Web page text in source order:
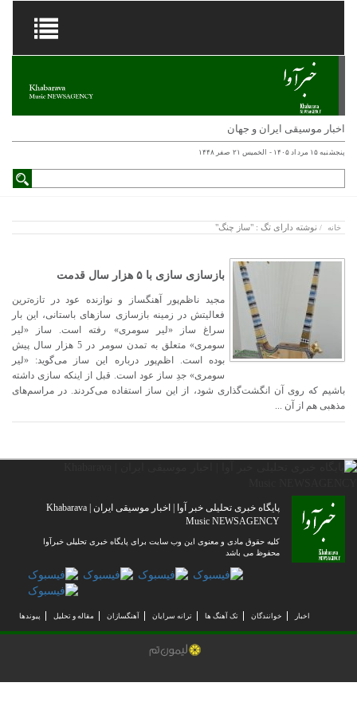
اخبار موسیقی ایران و جهان
پنجشنبه ۱۵ مرداد ۱۴۰۵ - الخميس ۲۱ صفر ۱۴۴۸
خانه /نوشته دارای تگ : "ساز چنگ"
بازسازی سازی با ۵ هزار سال قدمت
مجید ناظم‌پور آهنگساز و نوازنده عود در تازه‌ترین
فعالیتش در زمینه بازسازی سازهای باستانی، این بار
سراغ ساز «لیر سومری» رفته است. ساز «لیر
سومری» متعلق به تمدن سومر در 5 هزار سال پیش
بوده است. اظم‌پور درباره این ساز می‌گوید: «لیر
سومری» جدِ ساز عود است. قبل از اینکه سازی داشته
باشیم که روی آن انگشت‌گذاری شود، از این ساز استفاده می‌کردند. در مراسم‌های
مذهبی هم از آن ...
پایگاه خبری تحلیلی خبر آوا | اخبار موسیقی ایران | Khabarava
Music NEWSAGENCY
کلیه حقوق مادی و معنوی این وب سایت برای پایگاه خبری تحلیلی خبرآوا
محفوظ می باشد
خوانندگان تک آهنگ ها ترانه سرایان آهنگسازان مقاله و تحلیل پیوندها